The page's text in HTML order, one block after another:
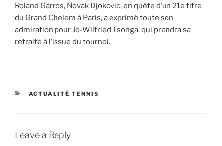
Roland Garros, Novak Djokovic, en quête d’un 21e titre
du Grand Chelem à Paris, a exprimé toute son
admiration pour Jo-Wilfried Tsonga, qui prendra sa
retraite à l’issue du tournoi.
CATEGORIES
ACTUALITÉ TENNIS
Leave a Reply